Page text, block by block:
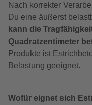
Nach korrekter
Du eine äußerst
kann die
Quadratzentimeter
Produkte ist
Belastung geeignet.
Wofür eignet sich